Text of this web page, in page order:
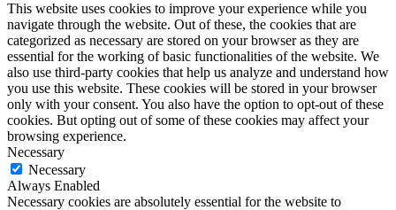
This website uses cookies to improve your experience while you
navigate through the website. Out of these, the cookies that are
categorized as necessary are stored on your browser as they are
essential for the working of basic functionalities of the website. We
also use third-party cookies that help us analyze and understand how
you use this website. These cookies will be stored in your browser
only with your consent. You also have the option to opt-out of these
cookies. But opting out of some of these cookies may affect your
browsing experience.
Necessary
Necessary
Always Enabled
Necessary cookies are absolutely essential for the website to